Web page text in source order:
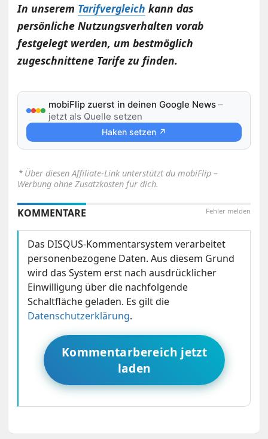
In unserem Tarifvergleich kann das
persönliche Nutzungsverhalten vorab
festgelegt werden, um bestmöglich
zugeschnittene Tarife zu finden.
mobiFlip zuerst in deinen Google News –
jetzt als Quelle setzen
Haken setzen ↗
⋆ Über diesen Affiliate-Link unterstützt du mobiFlip –
Werbung ohne Zusatzkosten für dich.
Fehler melden
KOMMENTARE
Das DISQUS-Kommentarsystem verarbeitet
personenbezogene Daten. Aus diesem Grund
wird das System erst nach ausdrücklicher
Einwilligung über die nachfolgende
Schaltfläche geladen. Es gilt die
Datenschutzerklärung.
Kommentarbereich jetzt
laden